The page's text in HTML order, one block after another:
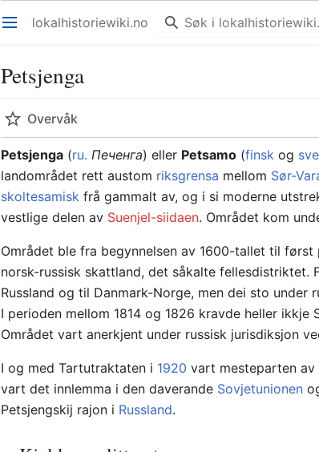
Åpne hovedmenyen lokalhistoriewiki.no
Petsjenga
Overvåk
Petsjenga (ru. Печенга) eller Petsamo (finsk og
landområdet rett austom riksgrensa mellom Sør-
skoltesamisk frå gammalt av, og i si moderne
vestlige delen av Suenjel-siidaen. Området kom
Området ble fra begynnelsen av 1600-tallet til
norsk-russisk skattland, det såkalte fellesdistriktet.
Russland og til Danmark-Norge, men dei sto under
I perioden mellom 1814 og 1826 kravde heller ikkje
Området vart anerkjent under russisk jurisdiksjon
I og med Tartutraktaten i 1920 vart mesteparten
vart det innlemma i den daverande Sovjetunionen
Petsjengskij rajon i Russland.